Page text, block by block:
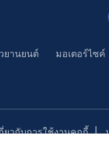
ยานยนต์ มอเตอร์ไซค์
ยวกับการใช้งานคุกกี้